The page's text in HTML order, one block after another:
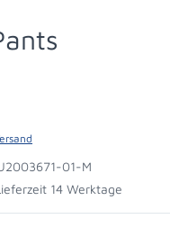
01-M
14 Werktage